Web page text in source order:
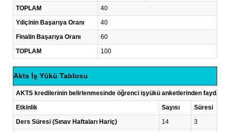
TOPLAM
40
Yıliçinin Başarıya Oranı
40
Finalin Başarıya Oranı
60
TOPLAM
100
Akts İş Yükü Tablosu
AKTS kredilerinin belirlenmesinde öğrenci işyükü anketlerinden
Etkinlik
Sayısı Süresi
Ders Süresi (Sınav Haftaları Hariç)
14 3